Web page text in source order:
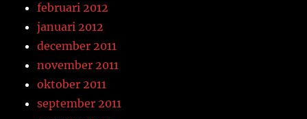
februari 2012
januari 2012
december 2011
november 2011
oktober 2011
september 2011